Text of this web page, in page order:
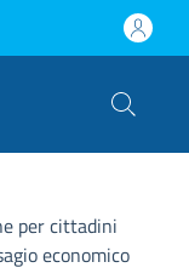
per cittadini
economico